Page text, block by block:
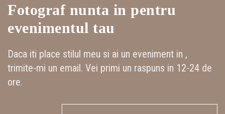
Fotograf nunta in pentru
evenimentul tau
Daca iti place stilul meu si ai un eveniment in ,
trimite-mi un email. Vei primi un raspuns in 12-24 de
ore.